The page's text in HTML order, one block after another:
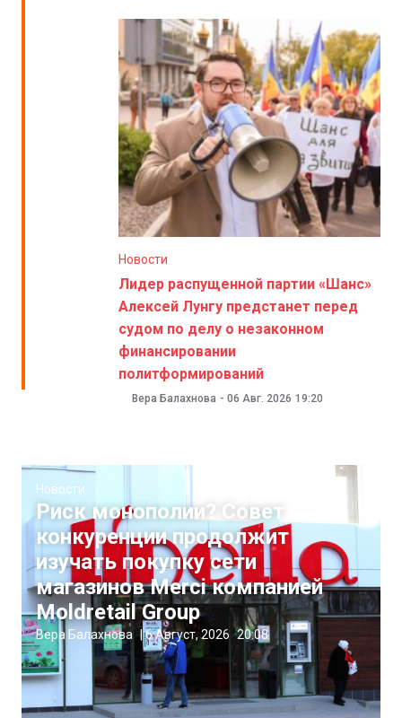
Новости
Лидер распущенной партии «Шанс»
Алексей Лунгу предстанет перед
судом по делу о незаконном
финансировании
политформирований
Вера Балахнова - 06 Авг. 2026 19:20
Новости
Риск монополии? Совет
конкуренции продолжит
изучать покупку сети
магазинов Merci компанией
Moldretail Group
Вера Балахнова 6 Август, 2026 20:08